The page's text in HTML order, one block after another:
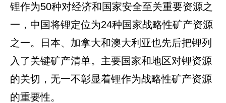
锂作为50种对经济和国家安全至关重要资源之
一，中国将锂定位为24种国家战略性矿产资源
之一。日本、加拿大和澳大利亚也先后把锂列
入了关键矿产清单。主要国家和地区对锂资源
的关切，无一不彰显着锂作为战略性矿产资源
的重要性。